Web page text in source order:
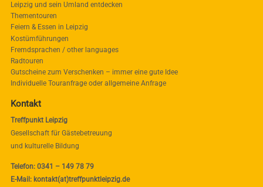
Leipzig und sein Umland entdecken
Thementouren
Feiern & Essen in Leipzig
Kostümführungen
Fremdsprachen / other languages
Radtouren
Gutscheine zum Verschenken – immer eine gute Idee
Individuelle Touranfrage oder allgemeine Anfrage
Kontakt
Treffpunkt Leipzig
Gesellschaft für Gästebetreuung
und kulturelle Bildung
Telefon: 0341 – 149 78 79
E-Mail: kontakt(at)treffpunktleipzig.de